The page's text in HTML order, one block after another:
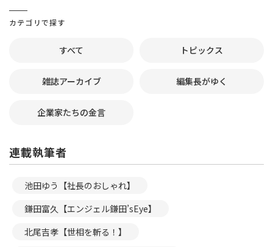
カテゴリで探す
すべて トピックス
雑誌アーカイブ 編集長がゆく
企業家たちの金言
連載執筆者
池田ゆう【社長のおしゃれ】
鎌田富久【エンジェル鎌田’sEye】
北尾吉孝【世相を斬る！】